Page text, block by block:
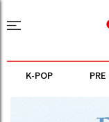
K-POP PRE